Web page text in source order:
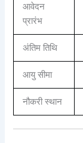
आवेदन
प्रारंभ
अंतिम तिथि
आयु सीमा
नौकरी स्थान